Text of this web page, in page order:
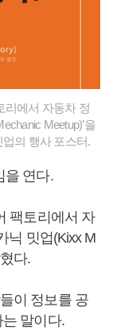
리에서 자동차 정
Meetup)’을
의 행사 포스터.
을 연다.
팩토리에서 자
닉 밋업(Kixx M
다.
이 정보를 공
말이다.